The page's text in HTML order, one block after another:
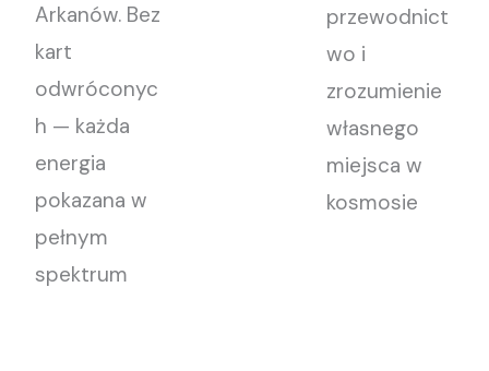
Arkanów. Bez
kart
odwróconyc
h — każda
energia
pokazana w
pełnym
spektrum
przewodnict
wo i
zrozumienie
własnego
miejsca w
kosmosie